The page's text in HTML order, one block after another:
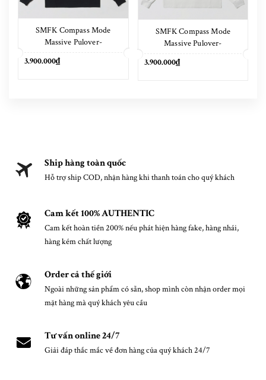
SMFK Compass Mode
Massive Pulover-
3.900.000₫
SMFK Compass Mode
Massive Pulover-
3.900.000₫
Ship hàng toàn quốc
Hỗ trợ ship COD, nhận hàng khi thanh toán cho quý khách
Cam kết 100% AUTHENTIC
Cam kết hoàn tiền 200% nếu phát hiện hàng fake, hàng nhái,
hàng kém chất lượng
Order cả thế giới
Ngoài những sản phẩm có sẵn, shop mình còn nhận order mọi
mặt hàng mà quý khách yêu cầu
Tư vấn online 24/7
Giải đáp thắc mắc về đơn hàng của quý khách 24/7